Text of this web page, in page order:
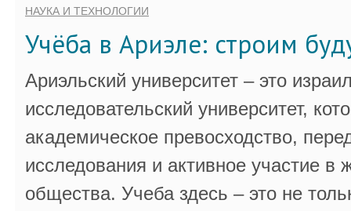
НАУКА И ТЕХНОЛОГИИ
Учёба в Ариэле: строим
Ариэльский университет – это
исследовательский университет,
академическое превосходство,
исследования и активное участие в
общества. Учеба здесь – это не